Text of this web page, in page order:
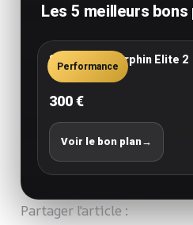
Les 5 meilleurs bons
Performance
Saucony Endorphin Elite 2
300 €
Voir le bon plan→
Partager l'article :